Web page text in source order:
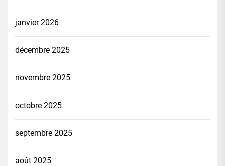
janvier 2026
décembre 2025
novembre 2025
octobre 2025
septembre 2025
août 2025